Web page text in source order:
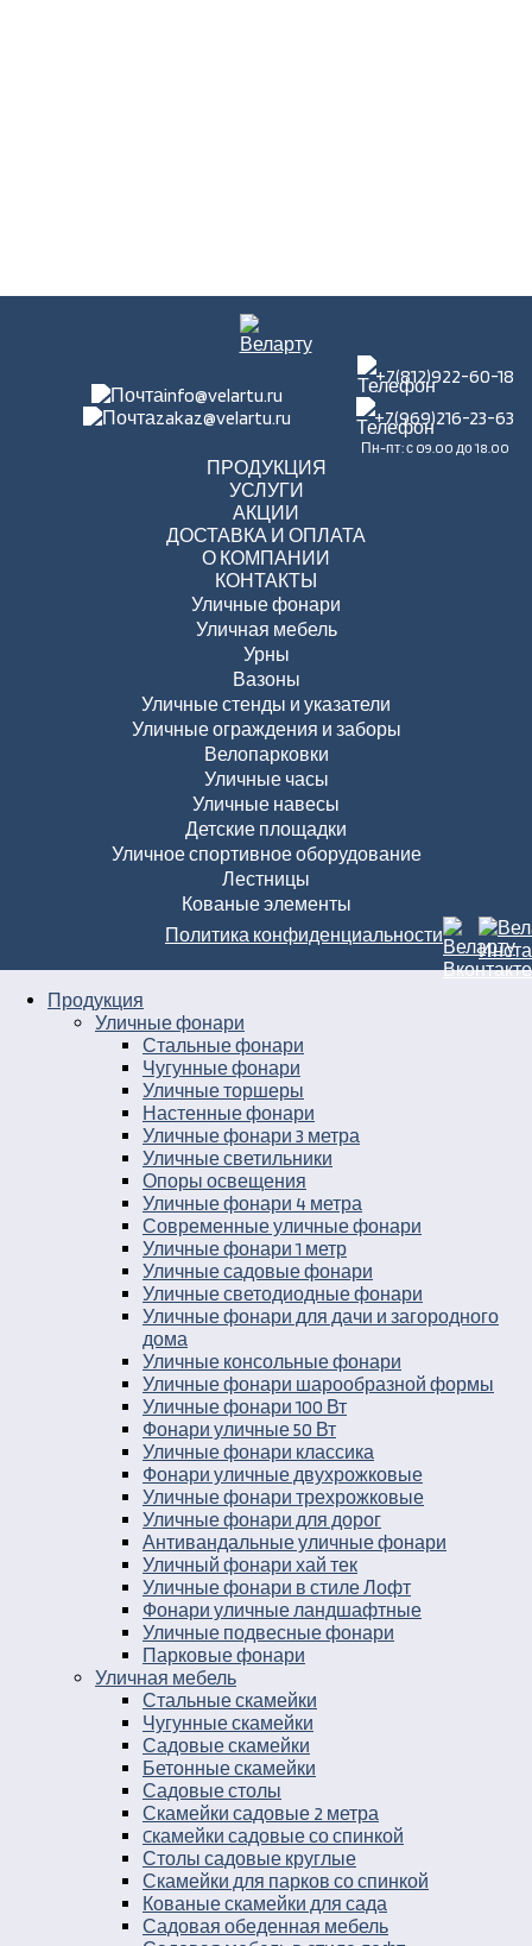
info@velartu.ru
zakaz@velartu.ru
+7(812)922-60-18
+7(969)216-23-63
Пн-пт: с 09.00 до 18.00
ПРОДУКЦИЯ
УСЛУГИ
АКЦИИ
ДОСТАВКА И ОПЛАТА
О КОМПАНИИ
КОНТАКТЫ
Уличные фонари
Уличная мебель
Урны
Вазоны
Уличные стенды и указатели
Уличные ограждения и заборы
Велопарковки
Уличные часы
Уличные навесы
Детские площадки
Уличное спортивное оборудование
Лестницы
Кованые элементы
Политика конфиденциальности
Продукция
Уличные фонари
Стальные фонари
Чугунные фонари
Уличные торшеры
Настенные фонари
Уличные фонари 3 метра
Уличные светильники
Опоры освещения
Уличные фонари 4 метра
Современные уличные фонари
Уличные фонари 1 метр
Уличные садовые фонари
Уличные светодиодные фонари
Уличные фонари для дачи и загородного
дома
Уличные консольные фонари
Уличные фонари шарообразной формы
Уличные фонари 100 Вт
Фонари уличные 50 Вт
Уличные фонари классика
Фонари уличные двухрожковые
Уличные фонари трехрожковые
Уличные фонари для дорог
Антивандальные уличные фонари
Уличный фонари хай тек
Уличные фонари в стиле Лофт
Фонари уличные ландшафтные
Уличные подвесные фонари
Парковые фонари
Уличная мебель
Стальные скамейки
Чугунные скамейки
Садовые скамейки
Бетонные скамейки
Садовые столы
Скамейки садовые 2 метра
Cкамейки садовые со спинкой
Столы садовые круглые
Скамейки для парков со спинкой
Кованые скамейки для сада
Садовая обеденная мебель